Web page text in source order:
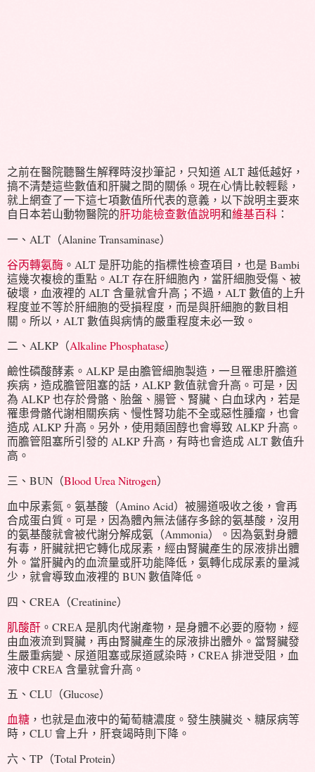
之前在醫院聽醫生解釋時沒抄筆記，只知道 ALT 越低越好，
搞不清楚這些數值和肝臟之間的關係。現在心情比較輕鬆，
就上網查了一下這七項數值所代表的意義，以下說明主要來
自日本若山動物醫院的肝功能檢查數值說明和維基百科 ：
一、ALT（Alanine Transaminase）
谷丙轉氨酶 。ALT 是肝功能的指標性檢查項目，也是 Bambi
這幾次複檢的重點。ALT 存在肝細胞內，當肝細胞受傷、被
破壞，血液裡的 ALT 含量就會升高；不過，ALT 數值的上升
程度並不等於肝細胞的受損程度，而是與肝細胞的數目相
關。所以，ALT 數值與病情的嚴重程度未必一致。
二、ALKP（Alkaline Phosphatase）
鹼性磷酸酵素。ALKP 是由膽管細胞製造，一旦罹患肝膽道
疾病，造成膽管阻塞的話，ALKP 數值就會升高。可是，因
為 ALKP 也存於骨骼、胎盤、腸管、腎臟、白血球內，若是
罹患骨骼代謝相關疾病、慢性腎功能不全或惡性腫瘤，也會
造成 ALKP 升高。另外，使用類固醇也會導致 ALKP 升高。
而膽管阻塞所引發的 ALKP 升高，有時也會造成 ALT 數值升
高。
三、BUN（Blood Urea Nitrogen）
血中尿素氮。氨基酸（Amino Acid）被腸道吸收之後，會再
合成蛋白質。可是，因為體內無法儲存多餘的氨基酸，沒用
的氨基酸就會被代謝分解成氨（Ammonia）。因為氨對身體
有毒，肝臟就把它轉化成尿素，經由腎臟產生的尿液排出體
外。當肝臟內的血流量或肝功能降低，氨轉化成尿素的量減
少，就會導致血液裡的 BUN 數值降低。
四、CREA（Creatinine）
肌酸酐 。CREA 是肌肉代謝產物，是身體不必要的廢物，經
由血液流到賢臟，再由腎臟產生的尿液排出體外。當腎臟發
生嚴重病變、尿道阻塞或尿道感染時，CREA 排泄受阻，血
液中 CREA 含量就會升高。
五、CLU（Glucose）
血糖 ，也就是血液中的葡萄糖濃度。發生胰臟炎、糖尿病等
時，CLU 會上升，肝衰竭時則下降。
六、TP（Total Protein）